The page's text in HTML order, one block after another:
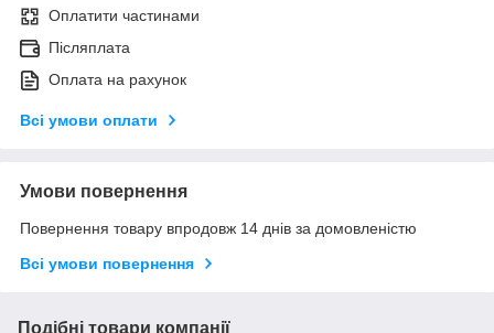
Оплатити частинами
Післяплата
Оплата на рахунок
Всі умови оплати
Умови повернення
Повернення товару впродовж 14 днів за домовленістю
Всі умови повернення
Подібні товари компанії